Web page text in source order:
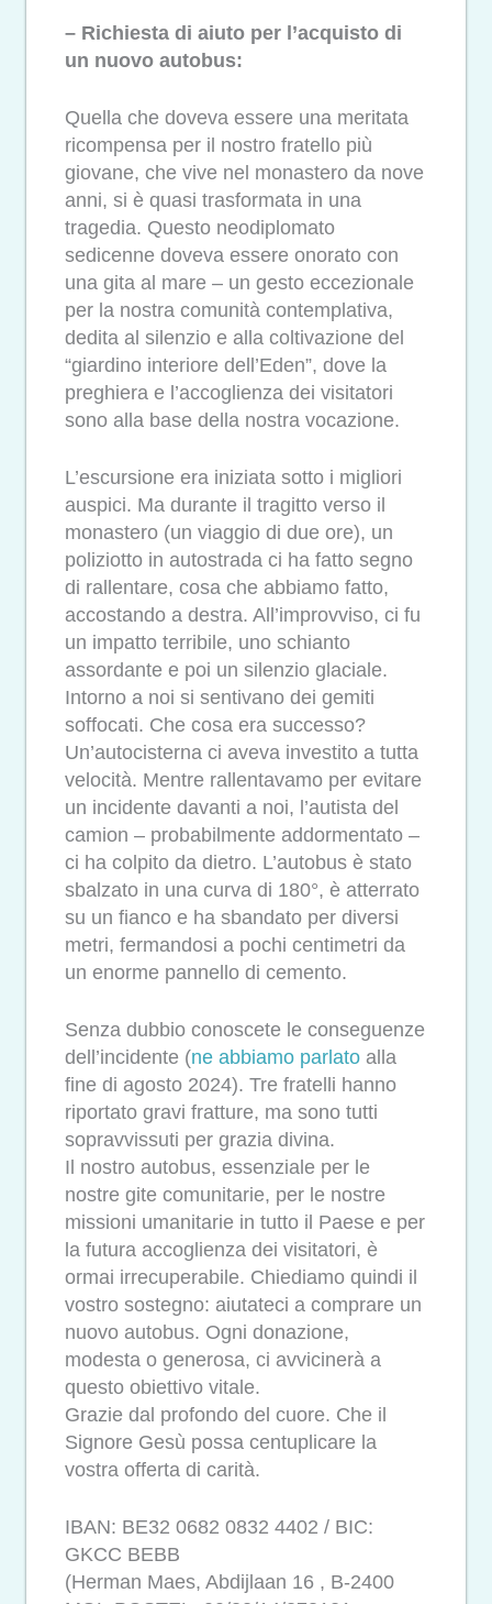
– Richiesta di aiuto per l’acquisto di
un nuovo autobus:
Quella che doveva essere una meritata
ricompensa per il nostro fratello più
giovane, che vive nel monastero da nove
anni, si è quasi trasformata in una
tragedia. Questo neodiplomato
sedicenne doveva essere onorato con
una gita al mare – un gesto eccezionale
per la nostra comunità contemplativa,
dedita al silenzio e alla coltivazione del
“giardino interiore dell’Eden”, dove la
preghiera e l’accoglienza dei visitatori
sono alla base della nostra vocazione.
L’escursione era iniziata sotto i migliori
auspici. Ma durante il tragitto verso il
monastero (un viaggio di due ore), un
poliziotto in autostrada ci ha fatto segno
di rallentare, cosa che abbiamo fatto,
accostando a destra. All’improvviso, ci fu
un impatto terribile, uno schianto
assordante e poi un silenzio glaciale.
Intorno a noi si sentivano dei gemiti
soffocati. Che cosa era successo?
Un’autocisterna ci aveva investito a tutta
velocità. Mentre rallentavamo per evitare
un incidente davanti a noi, l’autista del
camion – probabilmente addormentato –
ci ha colpito da dietro. L’autobus è stato
sbalzato in una curva di 180°, è atterrato
su un fianco e ha sbandato per diversi
metri, fermandosi a pochi centimetri da
un enorme pannello di cemento.
Senza dubbio conoscete le conseguenze
dell’incidente (ne abbiamo parlato alla
fine di agosto 2024). Tre fratelli hanno
riportato gravi fratture, ma sono tutti
sopravvissuti per grazia divina.
Il nostro autobus, essenziale per le
nostre gite comunitarie, per le nostre
missioni umanitarie in tutto il Paese e per
la futura accoglienza dei visitatori, è
ormai irrecuperabile. Chiediamo quindi il
vostro sostegno: aiutateci a comprare un
nuovo autobus. Ogni donazione,
modesta o generosa, ci avvicinerà a
questo obiettivo vitale.
Grazie dal profondo del cuore. Che il
Signore Gesù possa centuplicare la
vostra offerta di carità.
IBAN: BE32 0682 0832 4402 / BIC:
GKCC BEBB
(Herman Maes, Abdijlaan 16 , B-2400